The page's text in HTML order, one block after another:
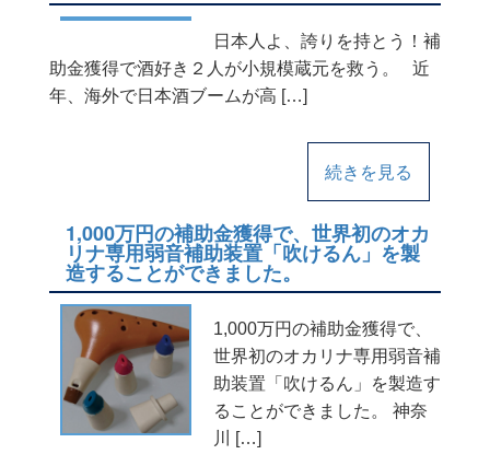
日本人よ、誇りを持とう！補
助金獲得で酒好き２人が小規模蔵元を救う。 近
年、海外で日本酒ブームが高 […]
続きを見る
1,000万円の補助金獲得で、世界初のオカ
リナ専用弱音補助装置「吹けるん」を製
造することができました。
1,000万円の補助金獲得で、
世界初のオカリナ専用弱音補
助装置「吹けるん」を製造す
ることができました。 神奈
川 […]